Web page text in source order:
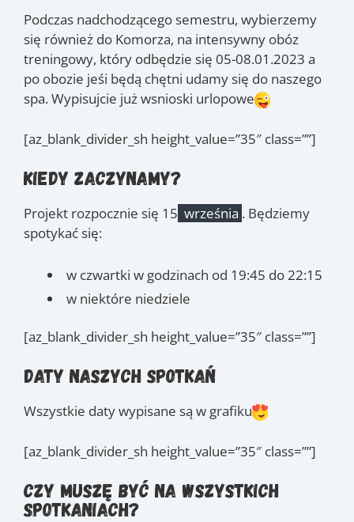
Podczas nadchodzącego semestru, wybierzemy
się również do Komorza, na intensywny obóz
treningowy, który odbędzie się 05-08.01.2023 a
po obozie jeśi będą chętni udamy się do naszego
spa. Wypisujcie już wsnioski urlopowe
[az_blank_divider_sh height_value=”35″ class=””]
Kiedy zaczynamy?
Projekt rozpocznie się 15 września . Będziemy
spotykać się:
w czwartki w godzinach od 19:45 do 22:15
w niektóre niedziele
[az_blank_divider_sh height_value=”35″ class=””]
Daty naszych spotkań
Wszystkie daty wypisane są w grafiku
[az_blank_divider_sh height_value=”35″ class=””]
Czy muszę być na wszystkich
spotkaniach?